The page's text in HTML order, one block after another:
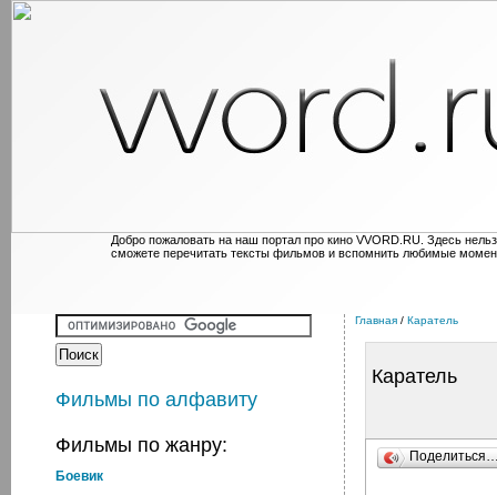
Добро пожаловать на наш портал про кино VVORD.RU. Здесь
сможете перечитать тексты фильмов и вспомнить любимые
Фильмы по алфавиту
Фильмы по жанру:
Боевик
Главная / Каратель
Каратель